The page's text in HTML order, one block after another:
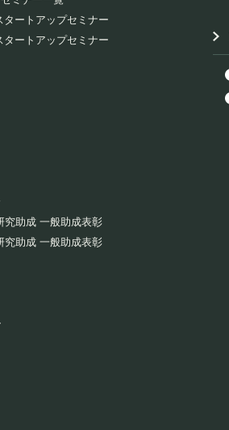
ートアップセミナー
ートアップセミナー
究助成 一般助成表彰
究助成 一般助成表彰